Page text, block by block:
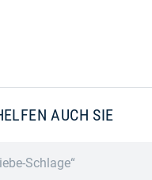
AUCH SIE
Schlage“